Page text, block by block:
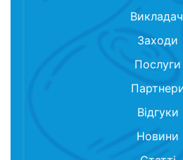
Заходи
Послуги
Відгуки
Новини